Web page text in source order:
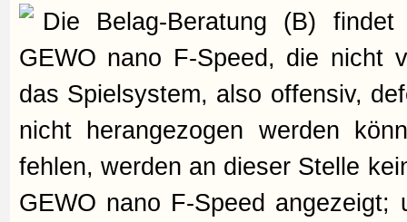
Die Belag-Beratung (B)
GEWO nano F-Speed, die nicht
das Spielsystem, also offensiv,
nicht herangezogen werden
fehlen, werden an dieser Stelle
GEWO nano F-Speed